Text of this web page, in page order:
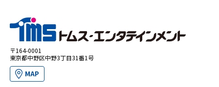
〒164-0001
東京都中野区中野3丁目31番1号
MAP